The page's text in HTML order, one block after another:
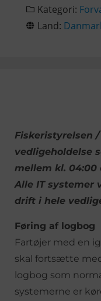
Kategori:
Land:
Fiskeristyrelsen
vedligeholdelse
mellem kl. 04:00
Alle IT systemer
drift i hele
Føring af logbog
Fartøjer med en
skal fortsætte
logbog som
systemerne er